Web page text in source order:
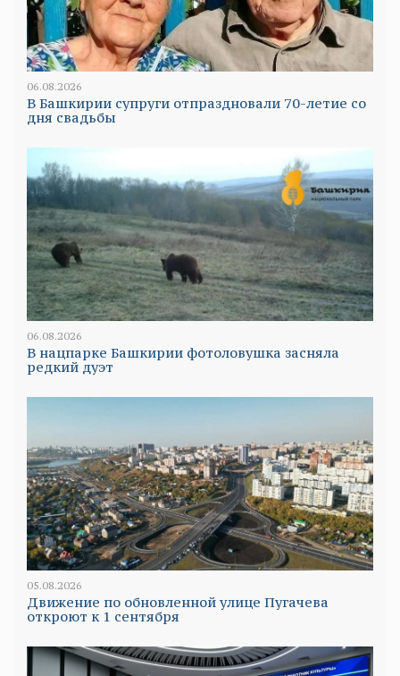
06.08.2026
В Башкирии супруги отпраздновали 70-летие со
дня свадьбы
06.08.2026
В нацпарке Башкирии фотоловушка засняла
редкий дуэт
05.08.2026
Движение по обновленной улице Пугачева
откроют к 1 сентября